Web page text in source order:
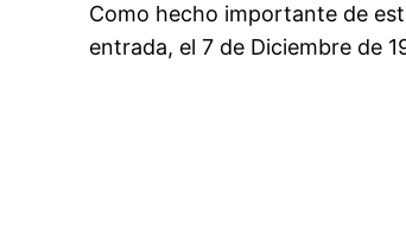
Como hecho importante de
entrada, el 7 de Diciembre de